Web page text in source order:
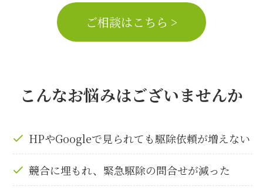
ご相談はこちら >
こんなお悩みはございませんか
HPやGoogleで見られても駆除依頼が増えない
競合に埋もれ、緊急駆除の問合せが減った